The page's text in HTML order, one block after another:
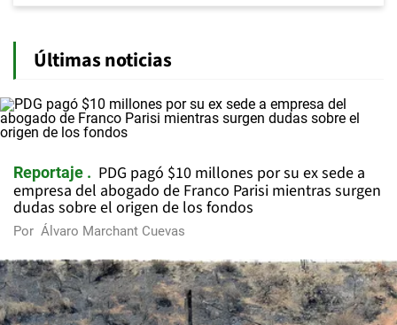
Últimas noticias
Reportaje
PDG pagó $10 millones por su ex sede a
empresa del abogado de Franco Parisi mientras surgen
dudas sobre el origen de los fondos
Por Álvaro Marchant Cuevas